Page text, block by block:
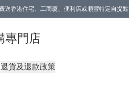
送香港住宅、工商廈、便利店或順豐特定自提點
專門店
退貨及退款政策